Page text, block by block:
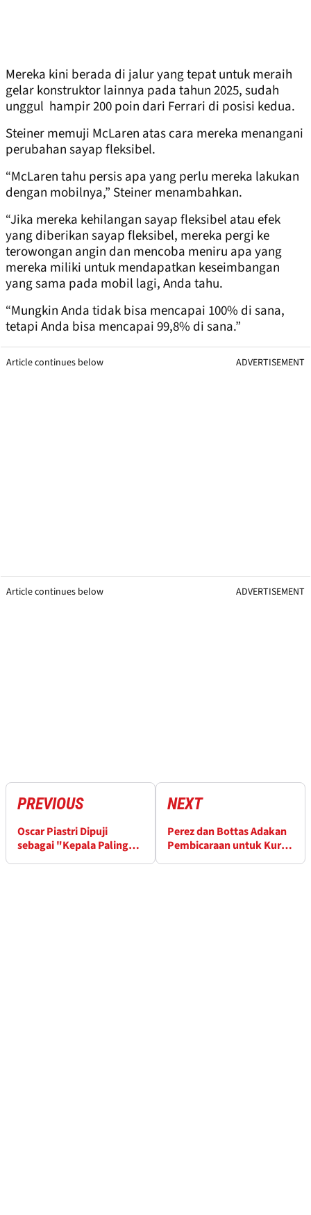
Mereka kini berada di jalur yang tepat untuk meraih
gelar konstruktor lainnya pada tahun 2025, sudah
unggul hampir 200 poin dari Ferrari di posisi kedua.
Steiner memuji McLaren atas cara mereka menangani
perubahan sayap fleksibel.
“McLaren tahu persis apa yang perlu mereka lakukan
dengan mobilnya,” Steiner menambahkan.
“Jika mereka kehilangan sayap fleksibel atau efek
yang diberikan sayap fleksibel, mereka pergi ke
terowongan angin dan mencoba meniru apa yang
mereka miliki untuk mendapatkan keseimbangan
yang sama pada mobil lagi, Anda tahu.
“Mungkin Anda tidak bisa mencapai 100% di sana,
tetapi Anda bisa mencapai 99,8% di sana.”
Article continues below ADVERTISEMENT
Article continues below ADVERTISEMENT
PREVIOUS
Oscar Piastri Dipuji
sebagai "Kepala Paling
NEXT
Perez dan Bottas Adakan
Pembicaraan untuk Kursi